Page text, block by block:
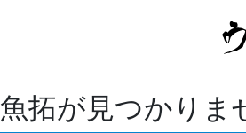
魚拓が見つかりま